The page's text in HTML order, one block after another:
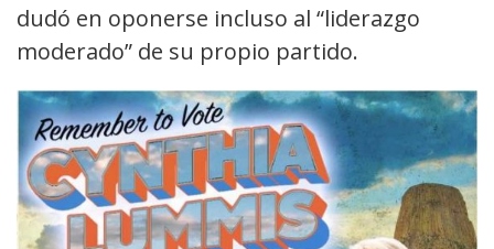
dudó en oponerse incluso al “liderazgo
moderado” de su propio partido.